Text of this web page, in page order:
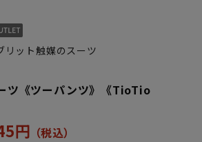
リット触媒のスーツ
ツ《ツーパンツ》《TioTio
円